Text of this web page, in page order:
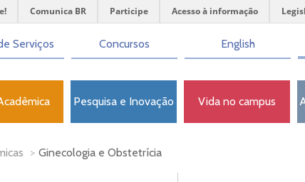
Comunica BR Participe Acesso à informação
Serviços Concursos English
Pesquisa e Inovação Vida no campus
> Ginecologia e Obstetrícia